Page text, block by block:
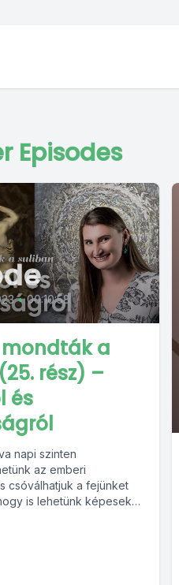
Episodes
• 00:10:58
mondták a
rész) –
és
napi szinten
az emberi
csóválhatjuk a fejünket
is lehetünk képesek